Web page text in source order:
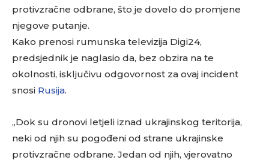
protivzračne odbrane, što je dovelo do promjene
njegove putanje.
Kako prenosi rumunska televizija Digi24,
predsjednik je naglasio da, bez obzira na te
okolnosti, isključivu odgovornost za ovaj incident
snosi Rusija.
„Dok su dronovi letjeli iznad ukrajinskog teritorija,
neki od njih su pogođeni od strane ukrajinske
protivzračne odbrane. Jedan od njih, vjerovatno